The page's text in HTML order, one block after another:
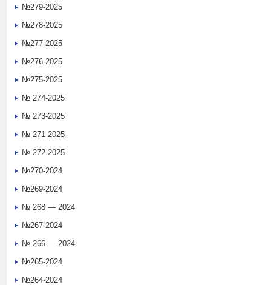
№279-2025
№278-2025
№277-2025
№276-2025
№275-2025
№ 274-2025
№ 273-2025
№ 271-2025
№ 272-2025
№270-2024
№269-2024
№ 268 — 2024
№267-2024
№ 266 — 2024
№265-2024
№264-2024